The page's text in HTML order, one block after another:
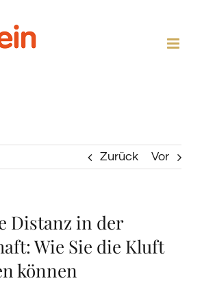
Zurück Vor
Distanz in der
Wie Sie die Kluft
können